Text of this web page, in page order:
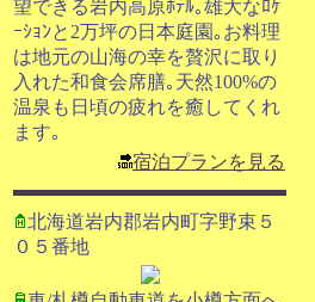
望できる岩内高原ﾎﾃﾙ｡雄大なﾛｹ
ｰｼｮﾝと2万坪の日本庭園｡お料理
は地元の山海の幸を贅沢に取り
入れた和食会席膳｡天然100%の
温泉も日頃の疲れを癒してくれ
ます｡
宿泊プランを見る
北海道岩内郡岩内町字野束５
０５番地